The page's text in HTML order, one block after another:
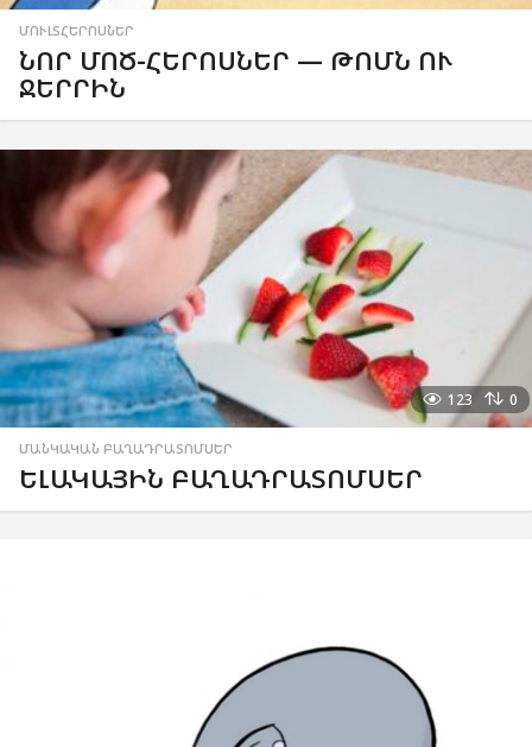
ՄՈՒԼՏՀԵՐՈՍՆԵՐ
ՆՈՐ ՄՈԾ-ՀԵՐՈՍՆԵՐ — ԹՈՄՆ ՈՒ
ՋԵՐՐԻՆ
123 0
ՄԱՆԿԱԿԱՆ ԲԱՂԱԴՐԱՏՈՄՍԵՐ
ԵԼԱԿԱՅԻՆ ԲԱՂԱԴՐԱՏՈՄՍԵՐ